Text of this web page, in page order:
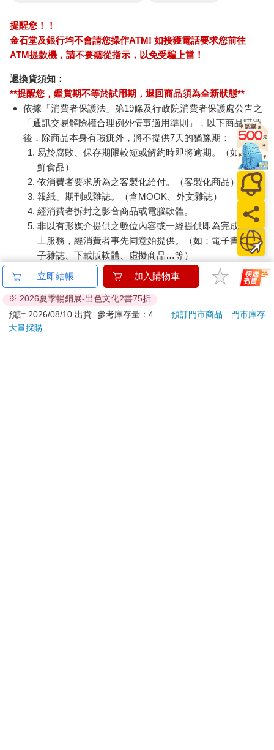
提醒您！！
金石堂及銀行均不會請您操作ATM! 如接獲電話要求您前往
ATM提款機，請不要聽從指示，以免受騙上當！
退換貨須知：
**提醒您，鑑賞期不等於試用期，退回商品須為全新狀態**
依據「消費者保護法」第19條及行政院消費者保護處公告之
「通訊交易解除權合理例外情事適用準則」，以下商品購買
後，除商品本身有瑕疵外，將不提供7天的猶豫期：
易於腐敗、保存期限較短或解約時即將逾期。（如：生
鮮食品）
依消費者要求所為之客製化給付。（客製化商品）
報紙、期刊或雜誌。（含MOOK、外文雜誌）
經消費者拆封之影音商品或電腦軟體。
非以有形媒介提供之數位內容或一經提供即為完成之線
上服務，經消費者事先同意始提供。（如：電子書、電
子雜誌、下載版軟體、虛擬商品…等）
已拆封之個人衛生用品。（如：內衣褲、刮鬍刀、除毛
若非上列種類商品，均享有到貨7天的猶豫期（含例假
日）。
辦理退換貨時，商品（組合商品恕無法接受單獨退貨）必須
立即結帳 加入購物車
※ 2026夏季暢銷展-出色文化2書75折
預計 2026/08/10 出貨 參考庫存量：4 預訂門市商品
門市庫存
大量採購